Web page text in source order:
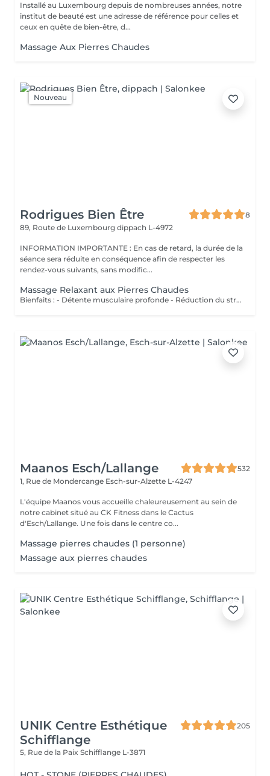
Installé au Luxembourg depuis de nombreuses années, notre
institut de beauté est une adresse de référence pour celles et
ceux en quête de bien-être, d...
Massage Aux Pierres Chaudes
Nouveau
Rodrigues Bien Être
8
89, Route de Luxembourg dippach L-4972
INFORMATION IMPORTANTE : En cas de retard, la durée de la
séance sera réduite en conséquence afin de respecter les
rendez-vous suivants, sans modific...
Massage Relaxant aux Pierres Chaudes
Bienfaits : - Détente musculaire profonde - Réduction du stress - Amélioration de la circulation sanguine - Relaxation du corps et de l'esprit
Maanos Esch/Lallange
532
1, Rue de Mondercange Esch-sur-Alzette L-4247
L'équipe Maanos vous accueille chaleureusement au sein de
notre cabinet situé au CK Fitness dans le Cactus
d'Esch/Lallange. Une fois dans le centre co...
Massage pierres chaudes (1 personne)
Massage aux pierres chaudes
UNIK Centre Esthétique
Schifflange
205
5, Rue de la Paix Schifflange L-3871